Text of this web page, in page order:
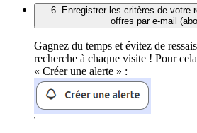
6. Enregistrer les critères de votre
offres par e-mail
Gagnez du temps et évitez de
recherche à chaque visite ! Pour
« Créer une alerte » :